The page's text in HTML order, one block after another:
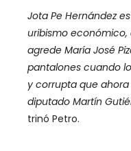
Jota Pe Hernández
uribismo económico,
agrede María José
pantalones cuando
y corrupta que
diputado Martín
trinó Petro.